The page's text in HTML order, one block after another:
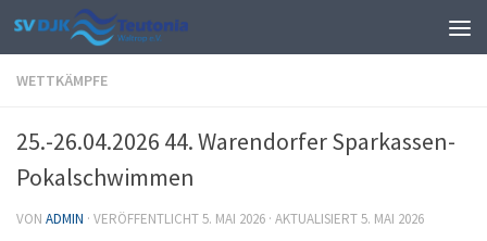
Zum Inhalt springen
WETTKÄMPFE
25.-26.04.2026 44. Warendorfer Sparkassen-
Pokalschwimmen
VON ADMIN · VERÖFFENTLICHT5. MAI 2026 · AKTUALISIERT5. MAI 2026